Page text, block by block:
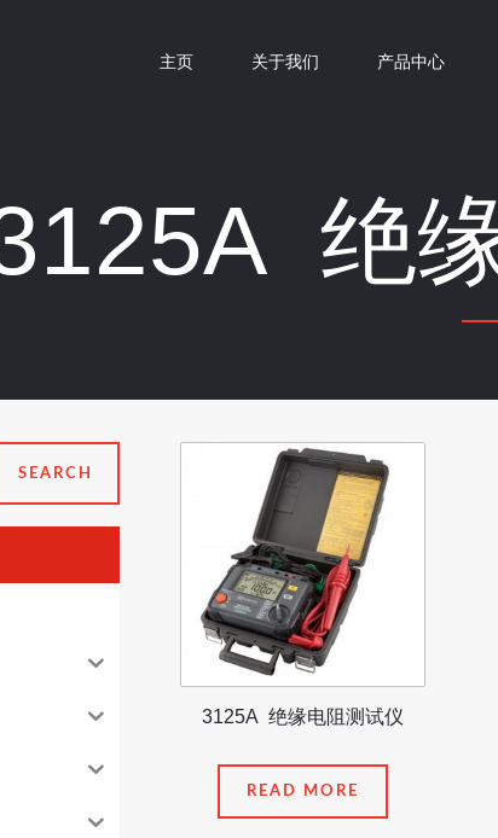
主页 关于我们 产品中心
绝
SEARCH
3125A 绝缘电阻测试仪
READ MORE